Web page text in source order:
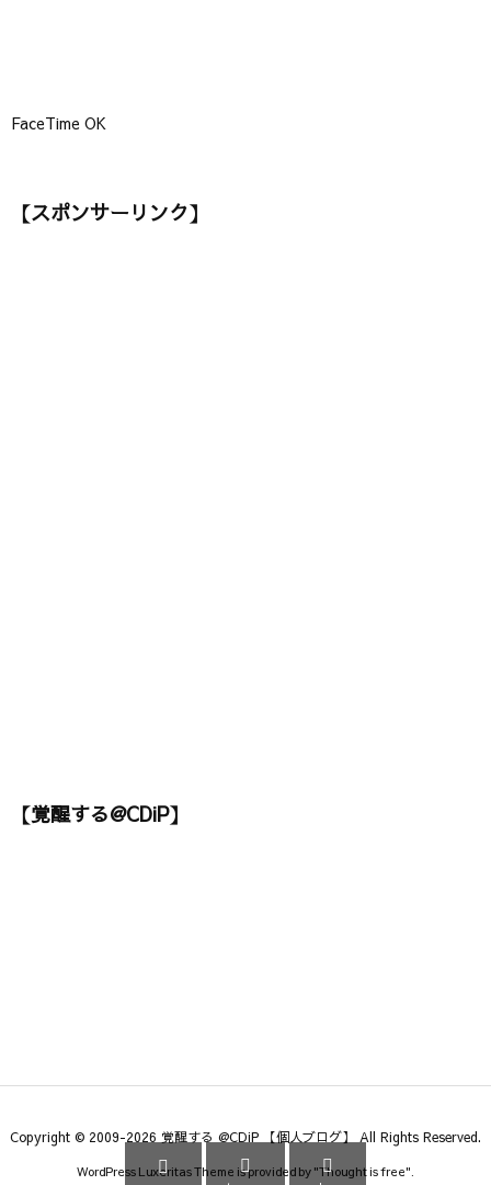
FaceTime OK
【スポンサーリンク】
【覚醒する@CDiP】
Copyright © 2009-2026 覚醒する @CDiP 【個人ブログ】 All Rights Reserved.
WordPress Luxeritas Theme is provided by "Thought is free".
  